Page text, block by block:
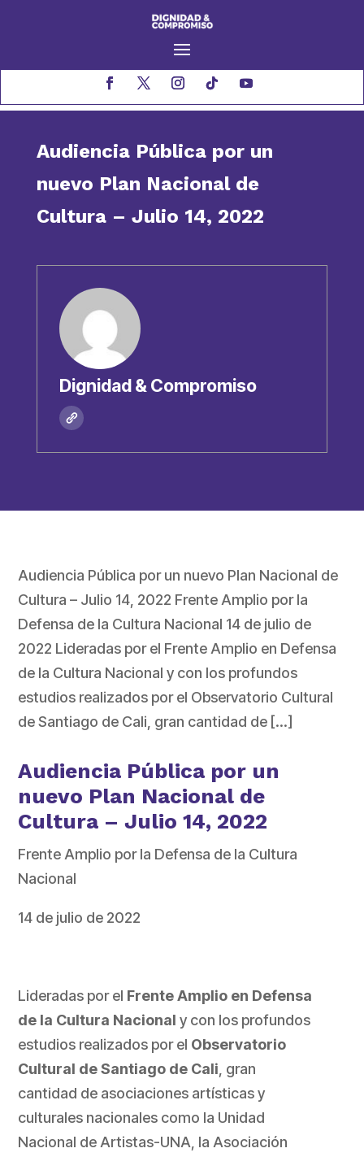
Audiencia Pública por un
nuevo Plan Nacional de
Cultura – Julio 14, 2022
Dignidad & Compromiso
Audiencia Pública por un nuevo Plan Nacional de
Cultura – Julio 14, 2022 Frente Amplio por la
Defensa de la Cultura Nacional 14 de julio de
2022 Lideradas por el Frente Amplio en Defensa
de la Cultura Nacional y con los profundos
estudios realizados por el Observatorio Cultural
de Santiago de Cali, gran cantidad de […]
Audiencia Pública por un
nuevo Plan Nacional de
Cultura – Julio 14, 2022
Frente Amplio por la Defensa de la Cultura
Nacional
14 de julio de 2022
Lideradas por el Frente Amplio en Defensa
de la Cultura Nacionaly con los profundos
estudios realizados por el Observatorio
Cultural de Santiago de Cali, gran
cantidad de asociaciones artísticas y
culturales nacionales como la Unidad
Nacional de Artistas-UNA, la Asociación